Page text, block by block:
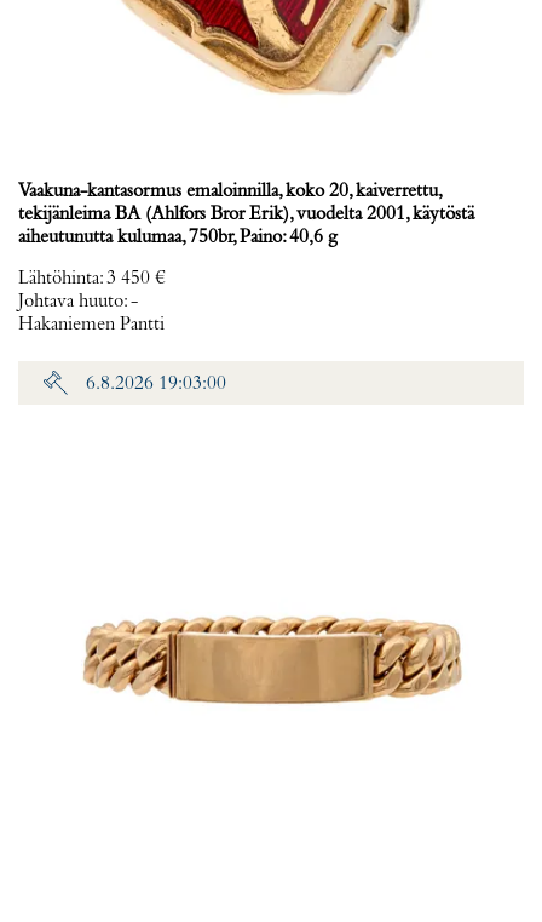
Vaakuna-kantasormus emaloinnilla, koko 20, kaiverrettu,
tekijänleima BA (Ahlfors Bror Erik), vuodelta 2001, käytöstä
aiheutunutta kulumaa, 750br, Paino: 40,6 g
Lähtöhinta:3 450 €
Johtava huuto:-
Hakaniemen Pantti
6.8.2026 19:03:00